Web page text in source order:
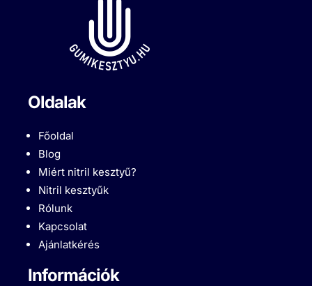
Oldalak
Főoldal
Blog
Miért nitril kesztyű?
Nitril kesztyűk
Rólunk
Kapcsolat
Ajánlatkérés
Információk